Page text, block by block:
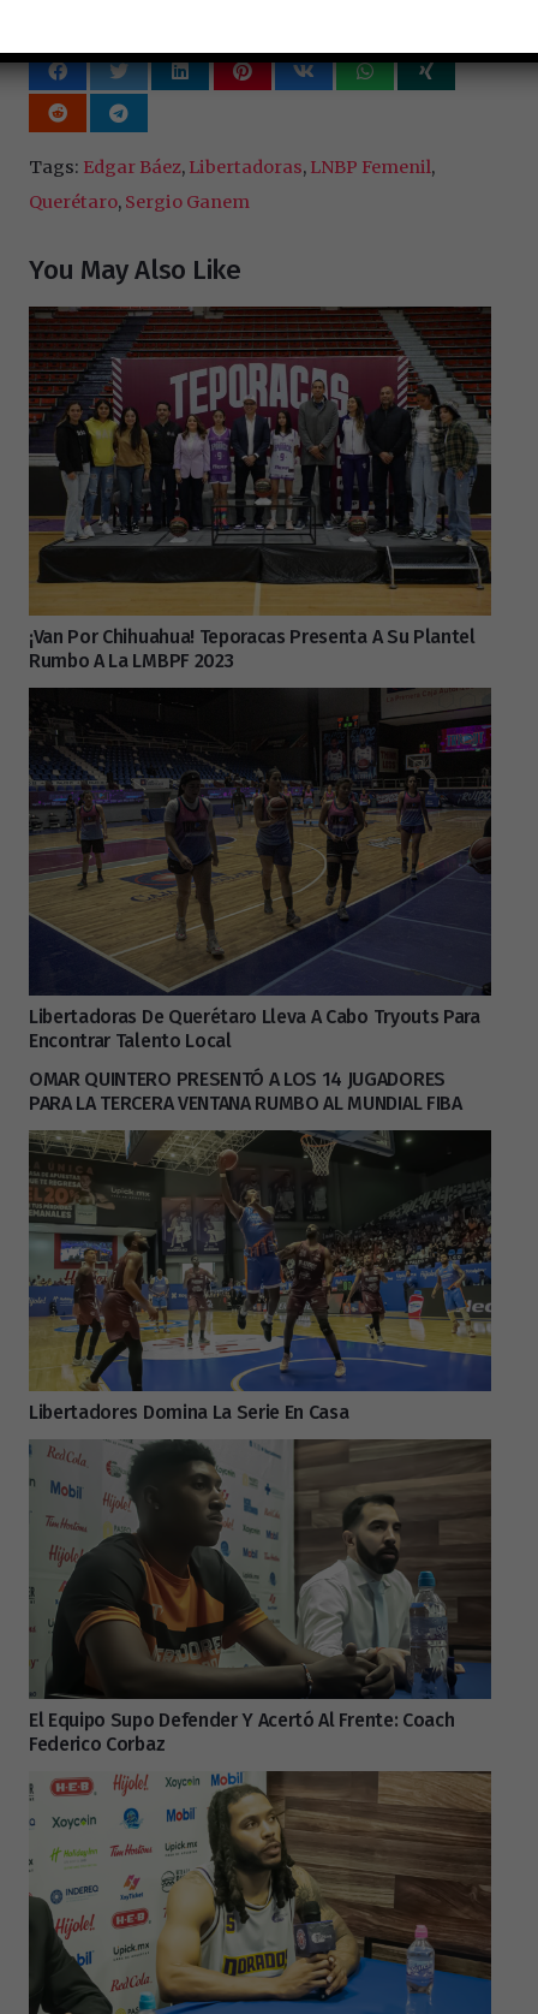
Tags: Edgar Báez, Libertadoras, LNBP Femenil,
Querétaro, Sergio Ganem
You May Also Like
¡Van Por Chihuahua! Teporacas Presenta A Su Plantel
Rumbo A La LMBPF 2023
Libertadoras De Querétaro Lleva A Cabo Tryouts Para
Encontrar Talento Local
OMAR QUINTERO PRESENTÓ A LOS 14 JUGADORES
PARA LA TERCERA VENTANA RUMBO AL MUNDIAL FIBA
Libertadores Domina La Serie En Casa
El Equipo Supo Defender Y Acertó Al Frente: Coach
Federico Corbaz